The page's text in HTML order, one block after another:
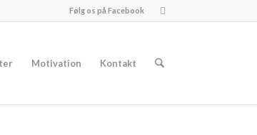
Følg os på Facebook
Motivation Kontakt